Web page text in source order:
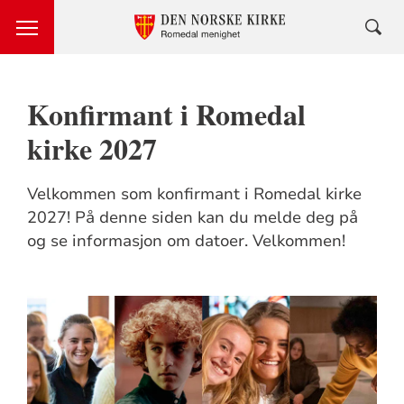
Konfirmant i Romedal
kirke 2027
Velkommen som konfirmant i Romedal kirke
2027! På denne siden kan du melde deg på
og se informasjon om datoer. Velkommen!